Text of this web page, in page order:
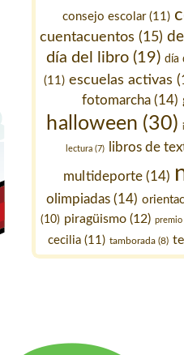
consejo escolar(11)
cuentacuentos (15)
día del libro(19) día
(11) escuelas activas
fotomarcha (14)
halloween (30)
lectura (7) libros de
multideporte(14)
olimpiadas (14)
(10) piragüismo (12) premio
cecilia (11) tamborada (8)